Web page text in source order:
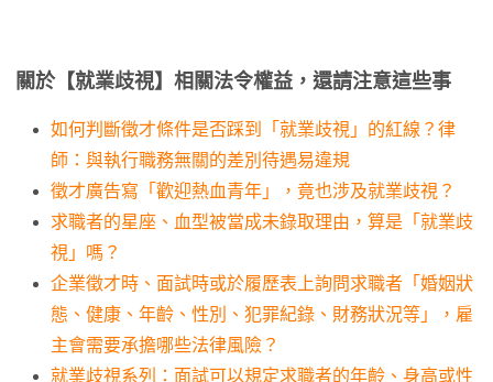
關於【就業歧視】相關法令權益，還請注意這些事
如何判斷徵才條件是否踩到「就業歧視」的紅線？律
師：與執行職務無關的差別待遇易違規
徵才廣告寫「歡迎熱血青年」，竟也涉及就業歧視？
求職者的星座、血型被當成未錄取理由，算是「就業歧
視」嗎？
企業徵才時、面試時或於履歷表上詢問求職者「婚姻狀
態、健康、年齡、性別、犯罪紀錄、財務狀況等」，雇
主會需要承擔哪些法律風險？
就業歧視系列：面試可以規定求職者的年齡、身高或性